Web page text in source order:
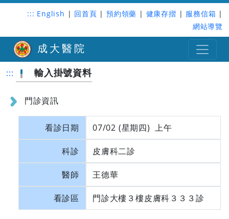
::: English | 回首頁 | 預約領藥 | 健康存摺 | 服務信箱 |
網站導覽
成大醫院
::: 輸入掛號資料
門診資訊
看診日期 07/02 (星期四) 上午
科診 皮膚科二診
醫師 王德華
看診區 門診大樓３樓皮膚科３３３診